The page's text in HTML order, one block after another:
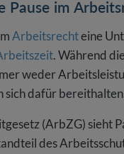
Pause im
Arbeitsrechteine
. Während
weder
sich dafür
(ArbZG) sieht
des